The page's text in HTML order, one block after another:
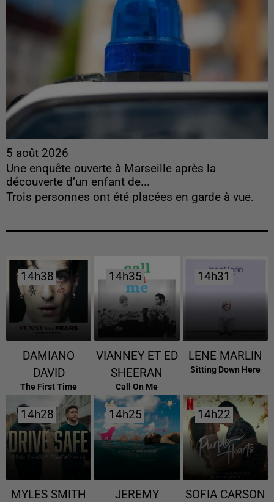
5 août 2026
Une enquête ouverte à Marseille après la
découverte d’un enfant de...
Trois personnes ont été placées en garde à vue.
14h38
14h38
DAMIANO
DAVID
The First Time
14h35
14h35
VIANNEY ET ED
SHEERAN
Call On Me
14h31
14h31
LENE MARLIN
Sitting Down Here
14h28
14h28
MYLES SMITH
14h25
14h25
JEREMY
14h22
14h22
SOFIA CARSON